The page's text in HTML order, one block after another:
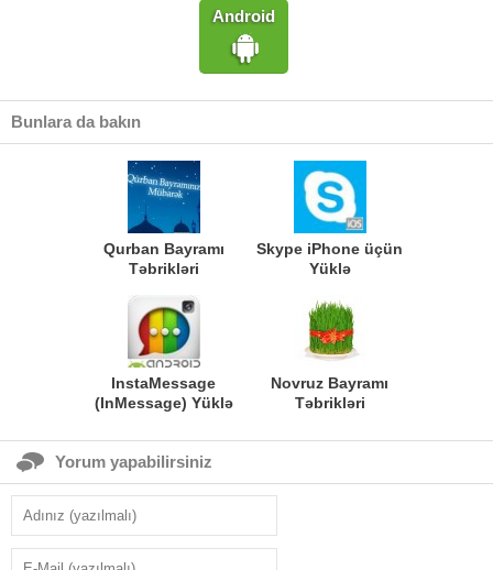
Android
Bunlara da bakın
Qurban Bayramı
Təbrikləri
Skype iPhone üçün
Yüklə
InstaMessage
(InMessage) Yüklə
Novruz Bayramı
Təbrikləri
Yorum yapabilirsiniz